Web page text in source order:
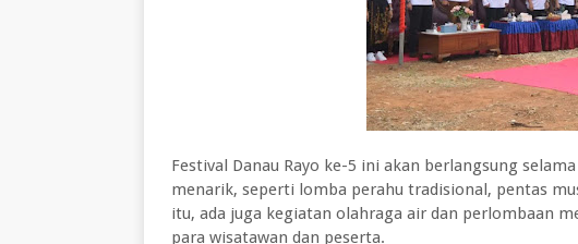
Festival Danau Rayo ke-5 ini akan berlangsung
menarik, seperti lomba perahu tradisional, pentas
itu, ada juga kegiatan olahraga air dan perlombaan
para wisatawan dan peserta.